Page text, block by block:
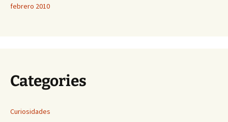
febrero 2010
Categories
Curiosidades